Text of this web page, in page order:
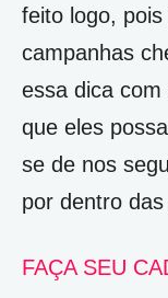
feito logo,
campanhas
essa dica
que eles
se de nos
por dentro
FAÇA SEU